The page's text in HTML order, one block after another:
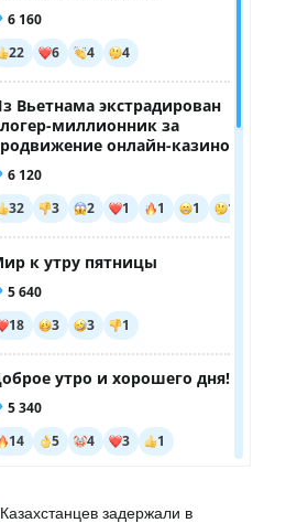
Казахстанцев задержали в